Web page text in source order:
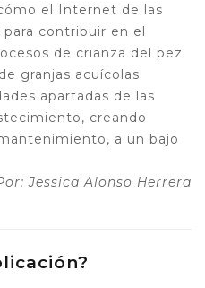
el Internet de las
contribuir en el
de crianza del pez
granjas acuícolas
apartadas de las
creando
a un bajo
Jessica Alonso Herrera